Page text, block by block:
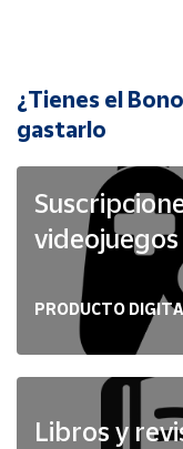
Cuenta
Ubicación
Península
Baleares
Melilla
¿Tienes el
gastarlo
videojuegos
PRODUCTO
Libros y